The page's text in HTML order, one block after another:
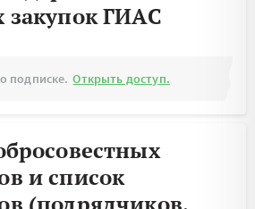
закупок ГИАС
подписке. Открыть доступ.
и список